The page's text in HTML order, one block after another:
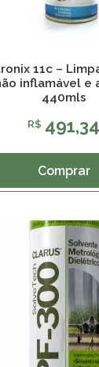
11c –
inflamável e
440mls
R$ 491,34
Comprar